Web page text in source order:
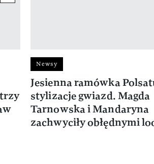
Newsy
Jesienna ramówka
stylizacje gwiazd. Magda
Tarnowska i Mandaryna
zachwyciły obłędnymi